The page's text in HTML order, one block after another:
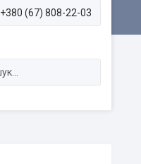
+380 (67) 808-22-03